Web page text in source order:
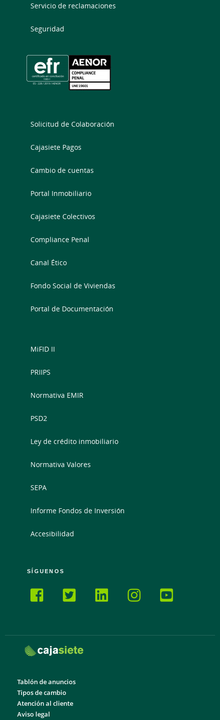
Servicio de reclamaciones
Seguridad
Solicitud de Colaboración
Cajasiete Pagos
Cambio de cuentas
Portal Inmobiliario
Cajasiete Colectivos
Compliance Penal
Canal Ético
Fondo Social de Viviendas
Portal de Documentación
MiFID II
PRIIPS
Normativa EMIR
PSD2
Ley de crédito inmobiliario
Normativa Valores
SEPA
Informe Fondos de Inversión
Accesibilidad
SÍGUENOS
Tablón de anuncios
Tipos de cambio
Atención al cliente
Aviso legal